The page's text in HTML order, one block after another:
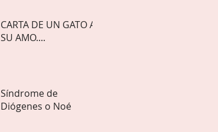
CARTA DE UN GATO A
SU AMO....
Síndrome de
Diógenes o Noé